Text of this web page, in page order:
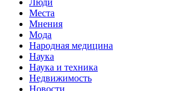
Места
Мнения
Мода
Народная медицина
Наука
Наука и техника
Недвижимость
Новости